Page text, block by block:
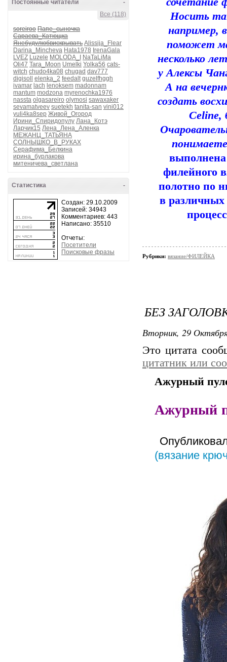
-
Постоянные читатели
Все (118)
soreiroo Папе_сыночка
Сараева_Катющка
Янебудулюбвискрывать Alissija_Flear
Darina_Mincheva Hata1978 IrenaGala
LVEZ Luzele MOLODA_I
NaTaLiMa
Oli47 Tara_Moon Umelki Yolka56 cats-
witch chudo4ka08 chugad dav777
digisoll
elenka_2 feedalt guzelfhggh
ivamar lach lenoksem madonnam
mantum modzona myrenochka1976
nassta olgasareiro olymosi sawaxaker
sevamatveev suetekh tanita-san vini012
yuli4ka8sep Живой_Огород
Ирини_Спиридопулу Лана_Котэ
Ларчик15 Лена_Лена_Аленка
МЕЖАНЦ_ТАТЬЯНА
СОЛНЫШКО_В_РУКАХ
Серафима_Белкина
ирина_бурлакова
митеничева_светлана
-
Статистика
Создан: 29.10.2009
Записей: 34943
Комментариев: 443
Написано: 35510
Отчеты:
Посетители
Поисковые фразы
Носить
например,
поможет
несколько
у Алексы
А на
создать
Celine,
филейного
полотно по
в
Рубрики: вязание/ФИЛЕЙКА
БЕЗ
Вторник, 29
Это цитата
цитатник или
Ажурный
Ажурный
(вязание